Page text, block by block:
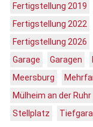
Fertigstellung 2019
Fertigstellung 2022
Fertigstellung 2026
Garage
Garagen
Meersburg
Mülheim an der Ruhr
Stellplatz